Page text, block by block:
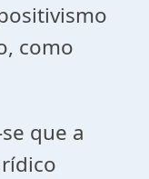
como
que a